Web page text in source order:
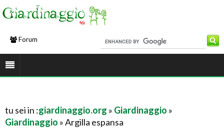
Forum
tu sei in :giardinaggio.org » Giardinaggio »
Giardinaggio » Argilla espansa